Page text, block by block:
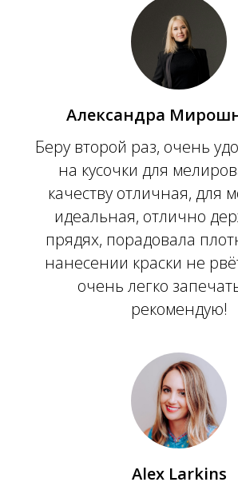
Александра
Беру второй раз, очень
на кусочки для
качеству отличная, для
идеальная, отлично
прядях, порадовала
нанесении краски не
очень легко
рекомендую!
Alex Larkins